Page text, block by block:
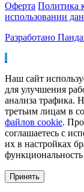
Оферта Политика
использовании
Разработано
Наш сайт
для улучшения
анализа трафика.
третьим лицам в
файлов cookie.
соглашаетесь с
их в настройках
функциональность
Принять